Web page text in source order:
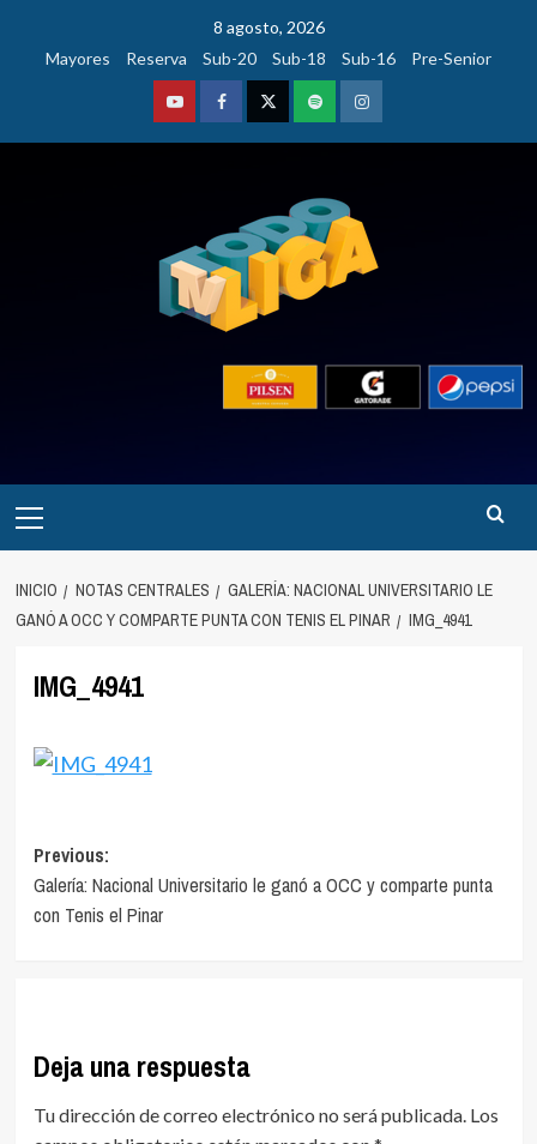
contenido
8 agosto, 2026
Mayores
Reserva Sub-20 Sub-18 Sub-16 Pre-Senior
YoutubeFacebookTwitterPodcastInstagram
principal
INICIO NOTAS CENTRALES
GALERÍA: NACIONAL UNIVERSITARIO LE
GANÓ A OCC Y COMPARTE PUNTA CON TENIS EL PINAR
IMG_4941
IMG_4941
Navegación
de
entradas
Previous:
Galería: Nacional Universitario le ganó a OCC y comparte punta
con Tenis el Pinar
Deja una respuesta
Tu dirección de correo electrónico no será publicada. Los